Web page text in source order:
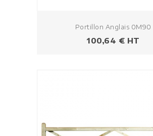
Portillon Anglais 0M90
Prix
100,64 € HT